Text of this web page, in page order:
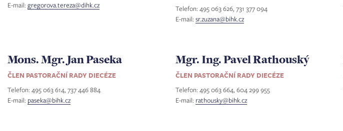
E-mail: gregorova.tereza@dihk.cz
Telefon: 495 063 626, 731 377 094
E-mail: sr.zuzana@bihk.cz
Mons. Mgr. Jan Paseka
ČLEN PASTORAČNÍ RADY DIECÉZE
Telefon: 495 063 614, 737 446 884
E-mail: paseka@bihk.cz
Mgr. Ing. Pavel Rathouský
ČLEN PASTORAČNÍ RADY DIECÉZE
Telefon: 495 063 664, 604 299 955
E-mail: rathousky@bihk.cz